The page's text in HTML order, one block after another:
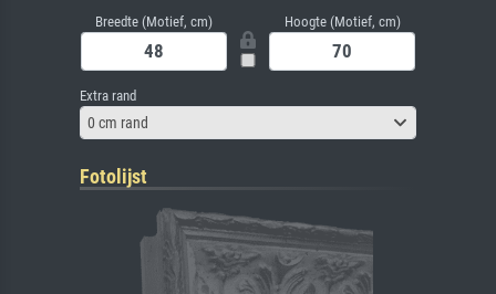
Breedte (Motief, cm) Hoogte (Motief, cm)
Extra rand
0 cm rand
Fotolijst